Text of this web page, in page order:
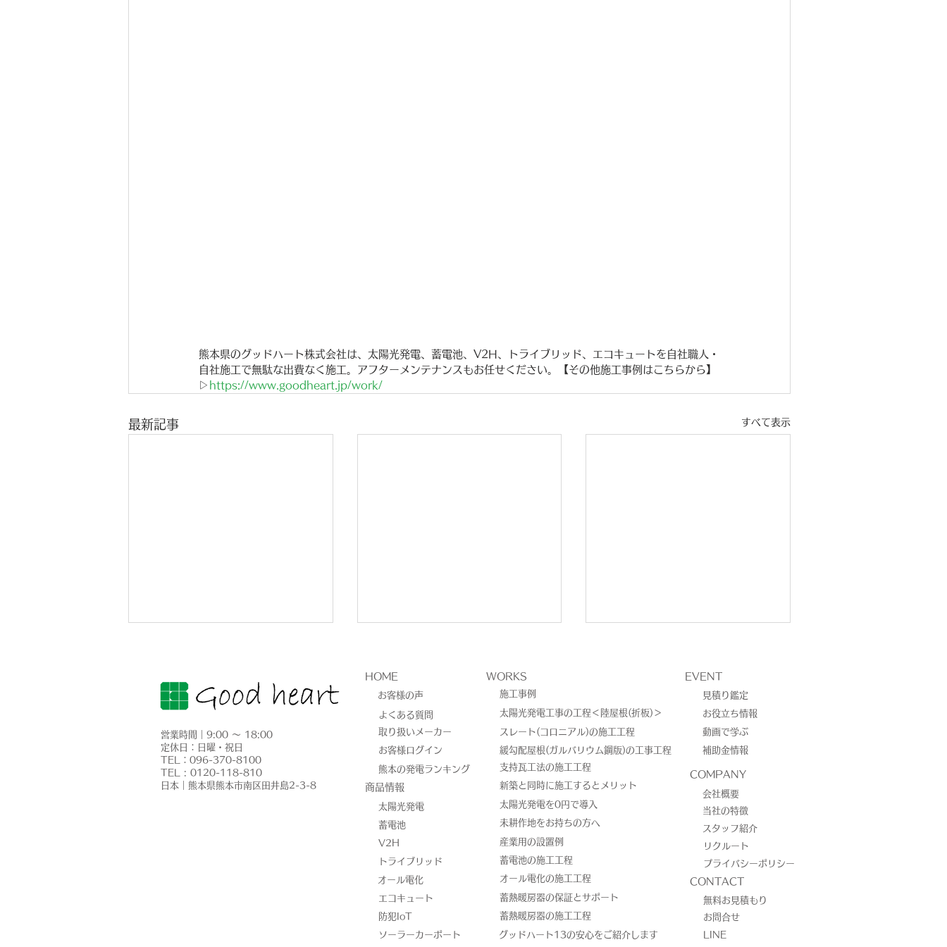
熊本県のグッドハート株式会社は、太陽光発電、蓄電池、V2H、トライブリッド、エコキュートを自社職人・
自社施工で無駄な出費なく施工。アフターメンテナンスもお任せください。【その他施工事例はこちらから】
▷ https://www.goodheart.jp/work/
最新記事 すべて表示
【太陽光パネル交換工事】無
料メンテナンスで発見！飛来
熊本 エコキュート工事/上
益城郡益城町
志市
営業時間｜9:00 ～ 18:00
定休日：日曜・祝日
​TEL：096-370-8100
TEL : 0120-118-810
​日本｜熊本県熊本市南区田井島2-3-8
HOME
お客様の声
よくある質問
取り扱いメーカー
お客様ログイン
熊本の発電ランキング
​商品情報
太陽光発電
蓄電池
V2H
トライブリッド
オール電化
エコキュート
防犯IoT
ソーラーカーポート
WORKS EVENT
施工事例
太陽光発電工事の工程＜陸屋根(折板)＞
スレート(コロニアル)の施工工程
緩勾配屋根(ガルバリウム鋼版)の工事工程
​支持瓦工法の施工工程
新築と同時に施工するとメリット
太陽光発電を0円で導入
未耕作地をお持ちの方へ
産業用の設置例
蓄電池の施工工程
オール電化の施工工程
蓄熱暖房器の保証とサポート
蓄熱暖房器の施工工程
​グッドハート13の安心をご紹介します
見積り鑑定
お役立ち情報
動画で学ぶ
補助金情報
COMPANY
会社概要
当社の特徴
スタッフ紹介
リクルート
プライバシーポリシー
CONTACT
無料お見積もり
お問合せ
LINE